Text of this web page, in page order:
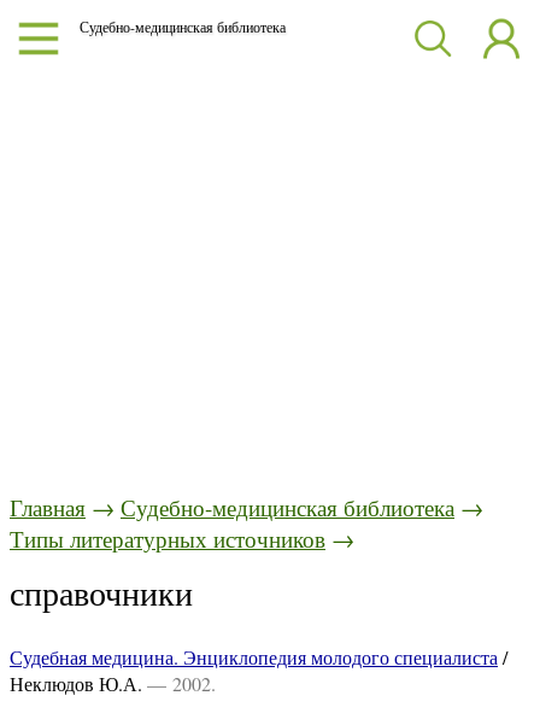
Судебно-медицинская библиотека
Главная → Судебно-медицинская библиотека →
Типы литературных источников →
справочники
Судебная медицина. Энциклопедия молодого специалиста /
Неклюдов Ю.А. — 2002.